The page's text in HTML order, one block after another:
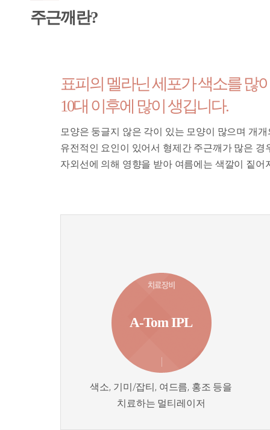
주근깨란?
표피의 멜라닌 세포가 색소를 많
10대 이후에 많이 생깁니다.
모양은 둥글지 않은 각이 있는 모양이 많으며 개
유전적인 요인이 있어서 형제간 주근깨가 많은 경
자외선에 의해 영향을 받아 여름에는 색깔이 짙어
A-Tom IPL
색소, 기미/잡티, 여드름, 홍조 등을
치료하는 멀티레이저